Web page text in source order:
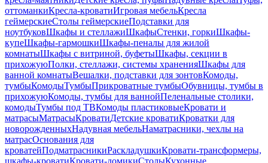
оттоманкиКресла-кроватиИгровая мебельКресла
геймерскиеСтолы геймерскиеПодставки для
ноутбуковШкафы и стеллажиШкафыСтенки, горкиШкафы-
купеШкафы-гармошкиШкафы-пеналы для жилой
комнатыШкафы с витриной, буфетыШкафы, секции в
прихожуюПолки, стеллажи, системы храненияШкафы для
ванной комнатыВешалки, подставки для зонтовКомоды,
тумбыКомодыТумбыПрикроватные тумбыОбувницы, тумбы в
прихожуюКомоды, тумбы для ваннойПеленальные столики,
комодыТумбы под ТВКомоды пластиковыеКровати и
матрасыМатрасыКроватиДетские кроватиКроватки для
новорожденныхНадувная мебельНаматрасники, чехлы на
матрасОснования для
кроватейПодматрасникиРаскладушкиКровати-трансформеры,
шкафы-кроватиКровати-домикиСтолыКухонные